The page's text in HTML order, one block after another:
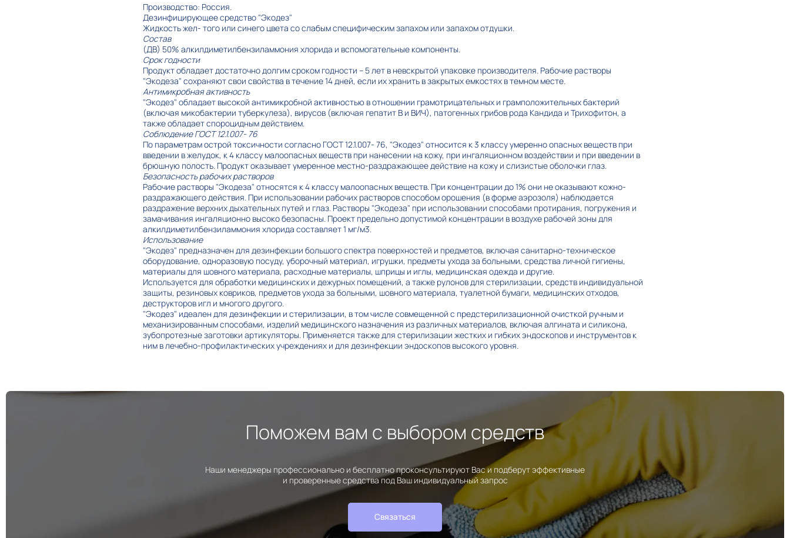
Производство: Россия.
Дезинфицирующее средство "Экодез"
Жидкость жел- того или синего цвета со слабым специфическим запахом или запахом отдушки.
Состав
(ДВ) 50% алкилдиметилбензиламмония хлорида и вспомогательные компоненты.
Срок годности
Продукт обладает достаточно долгим сроком годности – 5 лет в невскрытой упаковке производителя. Рабочие растворы
"Экодеза" сохраняют свои свойства в течение 14 дней, если их хранить в закрытых емкостях в темном месте.
Антимикробная активность
"Экодез" обладает высокой антимикробной активностью в отношении грамотрицательных и грамположительных бактерий
(включая микобактерии туберкулеза), вирусов (включая гепатит В и ВИЧ), патогенных грибов рода Кандида и Трихофитон, а
также обладает спороцидным действием.
Соблюдение ГОСТ 12.1.007- 76
По параметрам острой токсичности согласно ГОСТ 12.1.007- 76, "Экодез" относится к 3 классу умеренно опасных веществ при
введении в желудок, к 4 классу малоопасных веществ при нанесении на кожу, при ингаляционном воздействии и при введении в
брюшную полость. Продукт оказывает умеренное местно-раздражающее действие на кожу и слизистые оболочки глаз.
Безопасность рабочих растворов
Рабочие растворы "Экодеза" относятся к 4 классу малоопасных веществ. При концентрации до 1% они не оказывают кожно-
раздражающего действия. При использовании рабочих растворов способом орошения (в форме аэрозоля) наблюдается
раздражение верхних дыхательных путей и глаз. Растворы "Экодеза" при использовании способами протирания, погружения и
замачивания ингаляционно высоко безопасны. Проект предельно допустимой концентрации в воздухе рабочей зоны для
алкилдиметилбензиламмония хлорида составляет 1 мг/м3.
Использование
"Экодез" предназначен для дезинфекции большого спектра поверхностей и предметов, включая санитарно-техническое
оборудование, одноразовую посуду, уборочный материал, игрушки, предметы ухода за больными, средства личной гигиены,
материалы для шовного материала, расходные материалы, шприцы и иглы, медицинская одежда и другие.
Используется для обработки медицинских и дежурных помещений, а также рулонов для стерилизации, средств индивидуальной
защиты, резиновых ковриков, предметов ухода за больными, шовного материала, туалетной бумаги, медицинских отходов,
деструкторов игл и многого другого.
"Экодез" идеален для дезинфекции и стерилизации, в том числе совмещенной с предстерилизационной очисткой ручным и
механизированным способами, изделий медицинского назначения из различных материалов, включая алгината и силикона,
зубопротезные заготовки артикуляторы. Применяется также для стерилизации жестких и гибких эндоскопов и инструментов к
ним в лечебно-профилактических учреждениях и для дезинфекции эндоскопов высокого уровня.
Поможем вам с выбором средств
Наши менеджеры профессионально и бесплатно проконсультируют Вас и подберут эффективные
и проверенные средства под Ваш индивидуальный запрос
Связаться